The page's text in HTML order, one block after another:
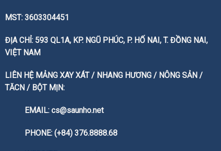
MST: 3603304451
ĐỊA CHỈ: 593 QL1A, KP. NGŨ PHÚC, P. HỐ NAI, T. ĐỒNG NAI,
VIỆT NAM
LIÊN HỆ MẢNG XAY XÁT / NHANG HƯƠNG / NÔNG SẢN /
TĂCN / BỘT MỊN:
EMAIL: cs@saunho.net
PHONE: (+84) 376.8888.68